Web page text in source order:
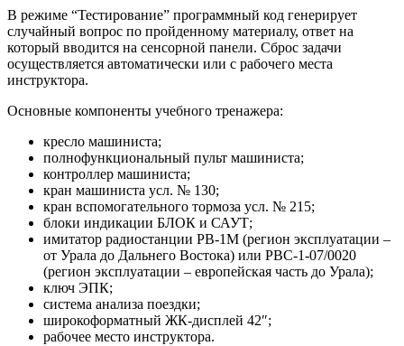
В режиме “Тестирование” программный код генерирует
случайный вопрос по пройденному материалу, ответ на
который вводится на сенсорной панели. Сброс задачи
осуществляется автоматически или с рабочего места
инструктора.
Основные компоненты учебного тренажера:
кресло машиниста;
полнофункциональный пульт машиниста;
контроллер машиниста;
кран машиниста усл. № 130;
кран вспомогательного тормоза усл. № 215;
блоки индикации БЛОК и САУТ;
имитатор радиостанции РВ-1М (регион эксплуатации –
от Урала до Дальнего Востока) или РВС-1-07/0020
(регион эксплуатации – европейская часть до Урала);
ключ ЭПК;
система анализа поездки;
широкоформатный ЖК-дисплей 42″;
рабочее место инструктора.